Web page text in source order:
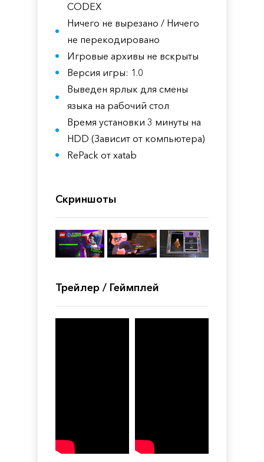
CODEX
Ничего не вырезано / Ничего
не перекодировано
Игровые архивы не вскрыты
Версия игры: 1.0
Выведен ярлык для смены
языка на рабочий стол
Время установки 3 минуты на
HDD (Зависит от компьютера)
RePack от xatab
Скриншоты
Трейлер / Геймплей